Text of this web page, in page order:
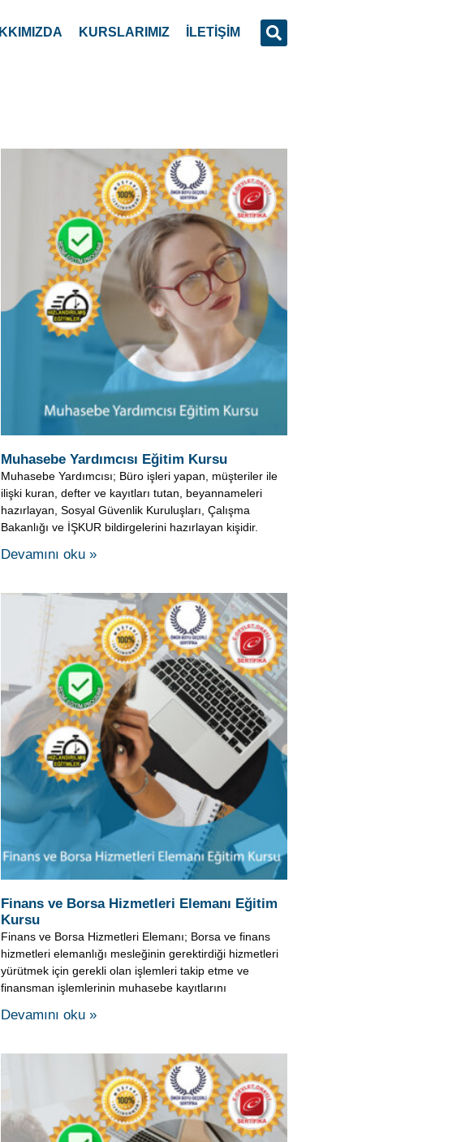
Muhasebe Yardımcısı Eğitim Kursu
Muhasebe Yardımcısı; Büro işleri yapan, müşteriler ile
ilişki kuran, defter ve kayıtları tutan, beyannameleri
hazırlayan, Sosyal Güvenlik Kuruluşları, Çalışma
Bakanlığı ve İŞKUR bildirgelerini hazırlayan kişidir.
Devamını oku »
Finans ve Borsa Hizmetleri Elemanı Eğitim
Finans ve Borsa Hizmetleri Elemanı; Borsa ve finans
hizmetleri elemanlığı mesleğinin gerektirdiği hizmetleri
yürütmek için gerekli olan işlemleri takip etme ve
finansman işlemlerinin muhasebe kayıtlarını